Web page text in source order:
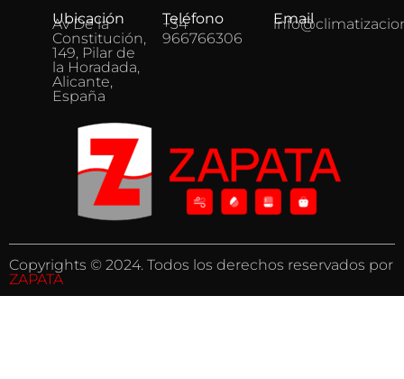
Ubicación
Av De la
Constitución,
149, Pilar de
la Horadada,
Alicante,
España
Teléfono
+34
966766306
Email
Copyrights © 2024. Todos los derechos reservados por
ZAPATA